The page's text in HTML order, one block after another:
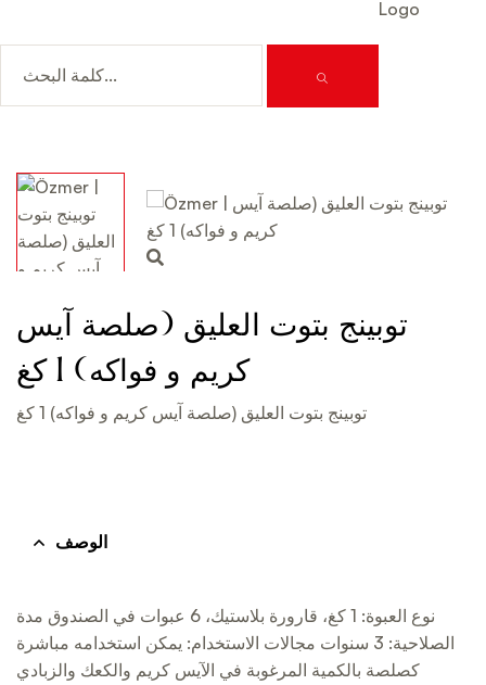
توبينج بتوت العليق (صلصة آيس
كريم و فواكه) 1 كغ
توبينج بتوت العليق (صلصة آيس كريم و فواكه) 1 كغ
الوصف
نوع العبوة: 1 كغ، قارورة بلاستيك، 6 عبوات في الصندوق مدة
الصلاحية: 3 سنوات مجالات الاستخدام: يمكن استخدامه مباشرة
كصلصة بالكمية المرغوبة في الآيس كريم والكعك والزبادي